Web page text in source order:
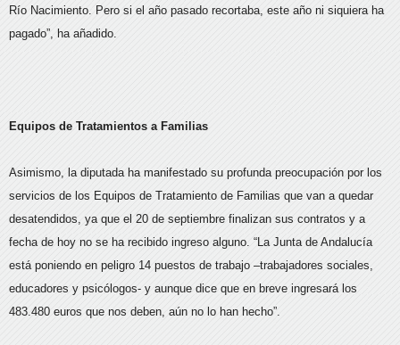
Río Nacimiento. Pero si el año pasado recortaba, este año ni siquiera ha
pagado”, ha añadido.
Equipos de Tratamientos a Familias
Asimismo, la diputada ha manifestado su profunda preocupación por los
servicios de los Equipos de Tratamiento de Familias que van a quedar
desatendidos, ya que el 20 de septiembre finalizan sus contratos y a
fecha de hoy no se ha recibido ingreso alguno. “La Junta de Andalucía
está poniendo en peligro 14 puestos de trabajo –trabajadores sociales,
educadores y psicólogos- y aunque dice que en breve ingresará los
483.480 euros que nos deben, aún no lo han hecho”.